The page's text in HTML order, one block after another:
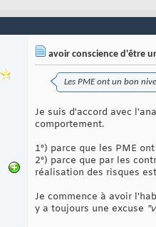
avoir conscience d'être
Les PME ont un bon
Je suis d'accord avec
comportement.
1°) parce que les PME
2°) parce que par les
réalisation des risques
Je commence à avoir
y a toujours une excuse